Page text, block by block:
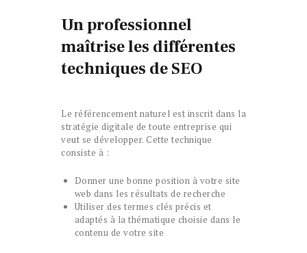
Un professionnel
maîtrise les différentes
techniques de SEO
Le référencement naturel est inscrit dans la
stratégie digitale de toute entreprise qui
veut se développer. Cette technique
consiste à :
Donner une bonne position à votre site
web dans les résultats de recherche
Utiliser des termes clés précis et
adaptés à la thématique choisie dans le
contenu de votre site